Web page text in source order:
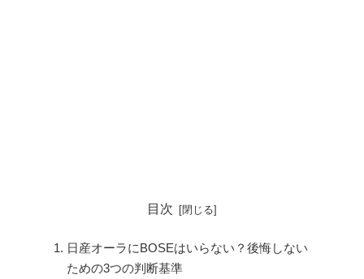
目次
日産オーラにBOSEはいらない？後悔しない
ための3つの判断基準